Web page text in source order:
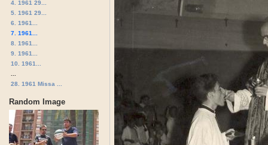
4. 1961 29...
5. 1961 29...
6. 1961...
7. 1961...
8. 1961...
9. 1961...
10. 1961...
28. 1961 Missa ...
Random Image